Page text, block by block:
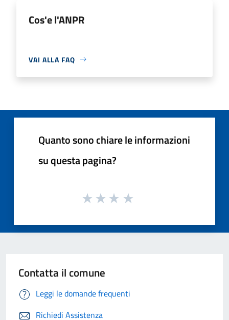
Cos'e l'ANPR
VAI ALLA FAQ
Quanto sono chiare le informazioni
su questa pagina?
Contatta il comune
Leggi le domande frequenti
Richiedi Assistenza